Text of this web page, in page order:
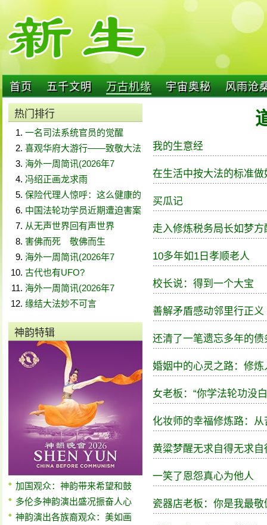
首页 五千文明 万古机缘 宇宙奥秘 风雨沧
热门排行
一名司法系统官员的觉醒
喜观华府大游行——致敬大法
海外一周简讯(2026年7
冯绍正画龙求雨
保险代理人惊呼：这么健康的
中国法轮功学员近期遭迫害案
从无声世界回有声世界
害佛而死 敬佛而生
海外一周简讯(2026年7
古代也有UFO?
海外一周简讯(2026年7
缘结大法妙不可言
神韵特辑
加国观众：神韵带来希望和鼓
多伦多神韵演出盛况振奋人心
神韵演出各族裔观众：美如画
我的生意经
在生活中按大法的标准做
买瓜记
走入修炼税务局长如梦方
10多年如1日孝顺老人
校长说：得到一个大宝
善解矛盾感动邻里行正义
还清了一笔遗忘多年的债
婚姻中的心灵之路：修
女老板：“你学法轮功没
化妆师的幸福修炼路：从
黄粱梦醒无求自得无求自
一笑了恩怨真心为他人
瓷器店老板：你是我最敬